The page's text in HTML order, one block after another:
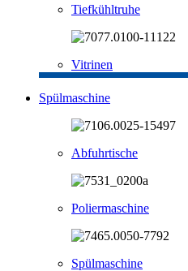
Tiefkühltruhe
Vitrinen
Spülmaschine
Abfuhrtische
Poliermaschine
Spülmaschine